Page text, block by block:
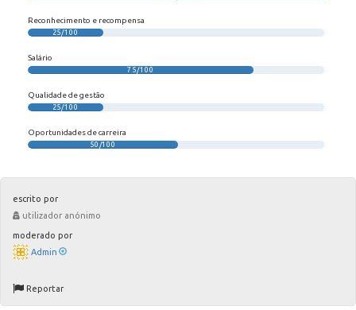
Reconhecimento e recompensa
25/100
Salário
75/100
Qualidade de gestão
25/100
Oportunidades de carreira
50/100
escrito por
utilizador anónimo
moderado por
Admin
Reportar